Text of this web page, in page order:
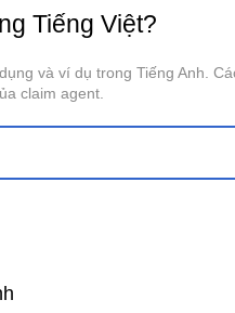
Tiếng Việt?
và ví dụ trong Tiếng Anh.
claim agent.